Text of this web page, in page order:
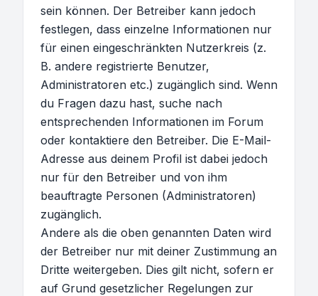
sein können. Der Betreiber kann jedoch
festlegen, dass einzelne Informationen nur
für einen eingeschränkten Nutzerkreis (z.
B. andere registrierte Benutzer,
Administratoren etc.) zugänglich sind. Wenn
du Fragen dazu hast, suche nach
entsprechenden Informationen im Forum
oder kontaktiere den Betreiber. Die E-Mail-
Adresse aus deinem Profil ist dabei jedoch
nur für den Betreiber und von ihm
beauftragte Personen (Administratoren)
zugänglich.
Andere als die oben genannten Daten wird
der Betreiber nur mit deiner Zustimmung an
Dritte weitergeben. Dies gilt nicht, sofern er
auf Grund gesetzlicher Regelungen zur